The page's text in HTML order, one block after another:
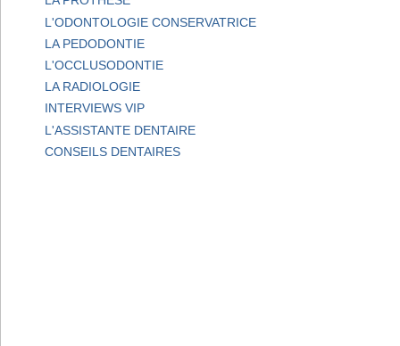
L'ODONTOLOGIE CONSERVATRICE
LA PEDODONTIE
L'OCCLUSODONTIE
LA RADIOLOGIE
INTERVIEWS VIP
L'ASSISTANTE DENTAIRE
CONSEILS DENTAIRES